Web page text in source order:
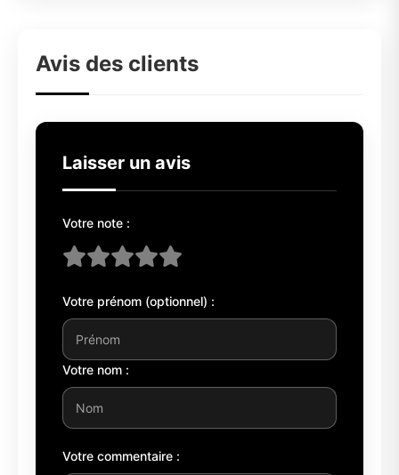
Avis des clients
Laisser un avis
Votre note :
Votre prénom (optionnel) :
Votre nom :
Votre commentaire :